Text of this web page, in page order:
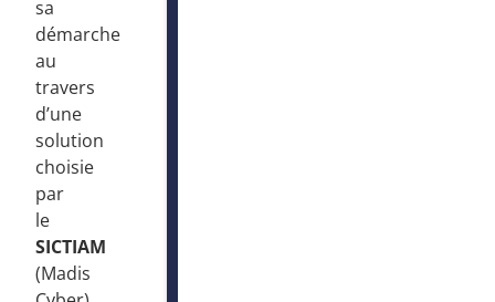
sa
démarche
au
travers
d’une
solution
choisie
par
le
SICTIAM
(Madis